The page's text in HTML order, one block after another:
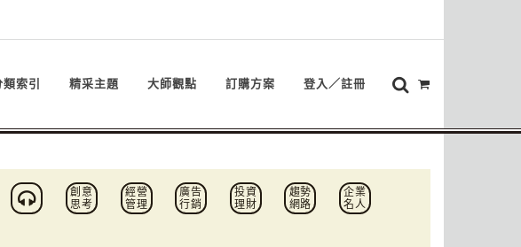
類索引 精采主題 大師觀點 訂購方案 登入／註冊
創意
思考
經營
管理
廣告
行銷
投資
理財
趨勢
網路
企業
名人